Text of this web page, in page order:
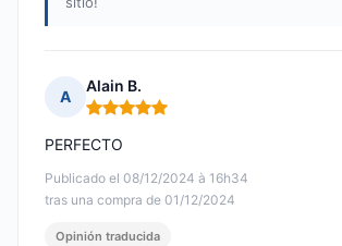
A
Alain B.
Nota: 5 de 5
Publicado el 08/12/2024 à 16h34
tras una compra de 01/12/2024
PERFECTO
Opinión traducida